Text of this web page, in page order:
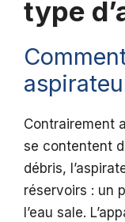
type
Contrairement
se contentent
débris,
réservoirs : un
l’eau sale.